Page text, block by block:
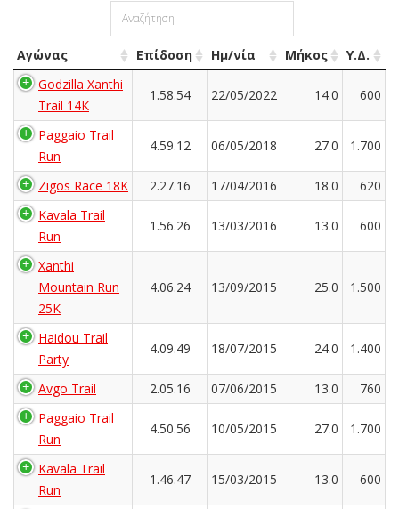
Αγώνας Επίδοση Ημ/νία Μήκος
Υ.Δ.
Godzilla Xanthi
Trail 14K
1.58.54 22/05/2022 14.0 600
Paggaio Trail
Run
4.59.12 06/05/2018 27.0 1.700
Zigos Race 18K 2.27.16 17/04/2016 18.0
620
Kavala Trail
Run
1.56.26 13/03/2016 13.0 600
Xanthi
Mountain Run
25K
4.06.24 13/09/2015 25.0 1.500
Haidou Trail
Party
4.09.49 18/07/2015 24.0 1.400
Avgo Trail 2.05.16 07/06/2015 13.0
760
Paggaio Trail
Run
4.50.56 10/05/2015 27.0 1.700
Kavala Trail
Run
1.46.47 15/03/2015 13.0 600